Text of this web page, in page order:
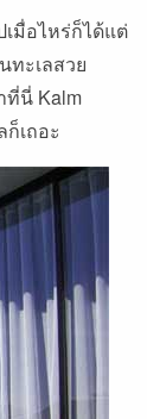
เมื่อไหร่ก็ได้แต่
ทะเลสวย
ที่นี่ Kalm
เถอะ